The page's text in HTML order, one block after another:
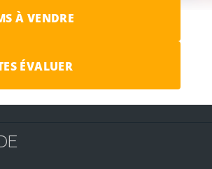
À VENDRE
ÉVALUER